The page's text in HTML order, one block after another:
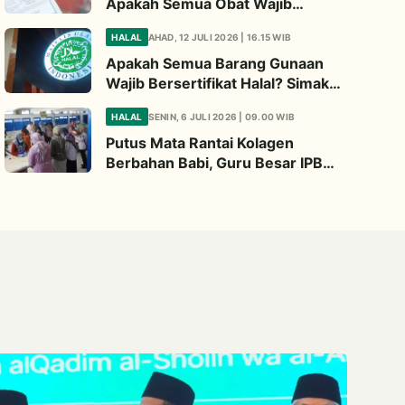
Penjelasannya
HALAL AHAD, 12 JULI 2026 | 16.15 WIB
Apakah Semua Barang Gunaan
Wajib Bersertifikat Halal? Simak
HALAL SENIN, 6 JULI 2026 | 09.00 WIB
Putus Mata Rantai Kolagen
Berbahan Babi, Guru Besar IPB